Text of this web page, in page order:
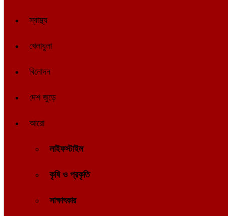
স্বাস্থ্য
খেলাধুলা
বিনোদন
দেশ জুড়ে
আরো
লাইফস্টাইল
কৃষি ও প্রকৃতি
সাক্ষাৎকার